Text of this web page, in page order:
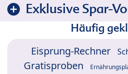
Exklusive Spar-
Häufig
Eisprung-Rechner
Gratisproben